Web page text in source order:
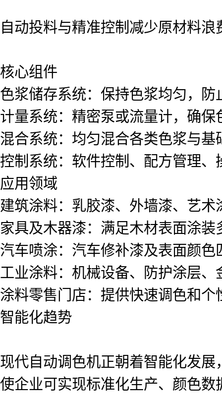
自动投料与精准控制减少原材料
核心组件
色浆储存系统：保持色浆均匀，防
计量系统：精密泵或流量计，确保
混合系统：均匀混合各类色浆与
控制系统：软件控制、配方管理
应用领域
建筑涂料：乳胶漆、外墙漆、艺术
家具及木器漆：满足木材表面涂装
汽车喷涂：汽车修补漆及表面颜色
工业涂料：机械设备、防护涂层
涂料零售门店：提供快速调色和个
智能化趋势
现代自动调色机正朝着智能化发
使企业可实现标准化生产、颜色数